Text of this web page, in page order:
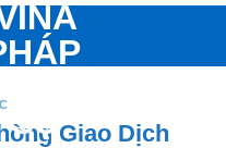
Giao Dịch